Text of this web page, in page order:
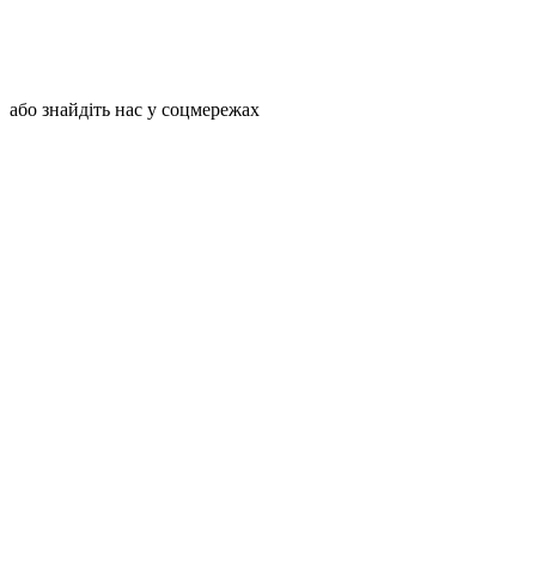
або знайдіть нас у соцмережах